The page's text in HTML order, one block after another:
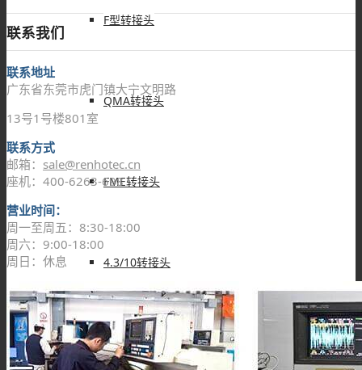
F型转接头
QMA转接头
FME转接头
4.3/10转接头
UHF转接头
联系我们
联系地址
广东省东莞市虎门镇大宁文明路
13号1号楼801室
联系方式
邮箱： sale@renhotec.cn
座机：400-6263-698
营业时间：
周一至周五：8:30-18:00
周六：9:00-18:00
周日：休息